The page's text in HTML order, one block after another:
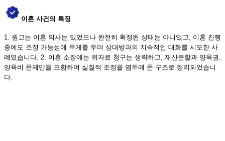
이혼 사건의 특징
1. 원고는 이혼 의사는 있었으나 완전히 확정된 상태는 아니었고, 이혼 진행
중에도 조정 가능성에 무게를 두며 상대방과의 지속적인 대화를 시도한 사
례였습니다. 2. 이혼 소장에는 위자료 청구는 생략하고, 재산분할과 양육권,
양육비 문제만을 포함하여 실질적 조정을 염두에 둔 구조로 정리되었습니
다.